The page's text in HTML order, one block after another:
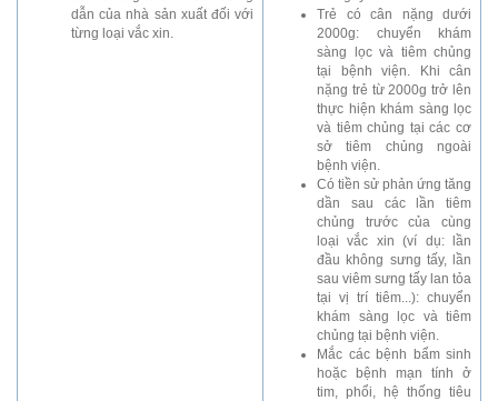
dẫn của nhà sản xuất đối với
từng loại vắc xin.
Trẻ có cân nặng dưới
2000g: chuyển khám
sàng lọc và tiêm chủng
tại bệnh viện. Khi cân
nặng trẻ từ 2000g trở lên
thực hiện khám sàng lọc
và tiêm chủng tại các cơ
sở tiêm chủng ngoài
bệnh viện.
Có tiền sử phản ứng tăng
dần sau các lần tiêm
chủng trước của cùng
loại vắc xin (ví dụ: lần
đầu không sưng tấy, lần
sau viêm sưng tấy lan tỏa
tại vị trí tiêm...): chuyển
khám sàng lọc và tiêm
chủng tại bệnh viện.
Mắc các bệnh bẩm sinh
hoặc bệnh mạn tính ở
tim, phổi, hệ thống tiêu